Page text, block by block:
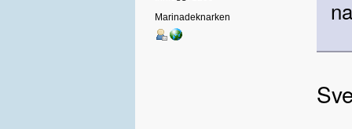
Marinadeknarken